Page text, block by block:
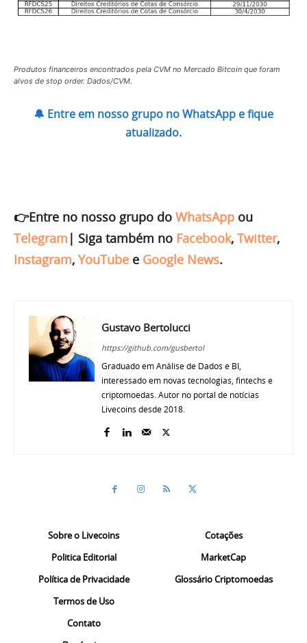
Produtos financeiros encontrados pela CVM no Mercado Bitcoin que foram
alvos de stop order. Dados/CVM.
🔔 Entre em nosso grupo no WhatsApp e fique
atualizado.
👉Entre no nosso grupo do WhatsApp ou
Telegram | Siga também no Facebook, Twitter,
Instagram, YouTube e Google News.
Gustavo Bertolucci
https://github.com/gusbertol
Graduado em Análise de Dados e BI,
interessado em novas tecnologias, fintechs e
criptomoedas. Autor no portal de notícias
Livecoins desde 2018.
Sobre o Livecoins
Politica Editorial
Política de Privacidade
Termos de Uso
Contato
Cotações
MarketCap
Glossário Criptomoedas